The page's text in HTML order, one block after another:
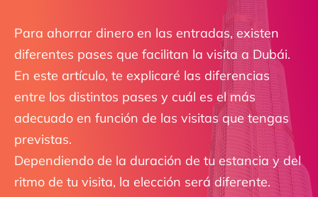
Para ahorrar dinero en las entradas, existen
diferentes pases que facilitan la visita a Dubái.
En este artículo, te explicaré las diferencias
entre los distintos pases y cuál es el más
adecuado en función de las visitas que tengas
previstas.
Dependiendo de la duración de tu estancia y del
ritmo de tu visita, la elección será diferente.